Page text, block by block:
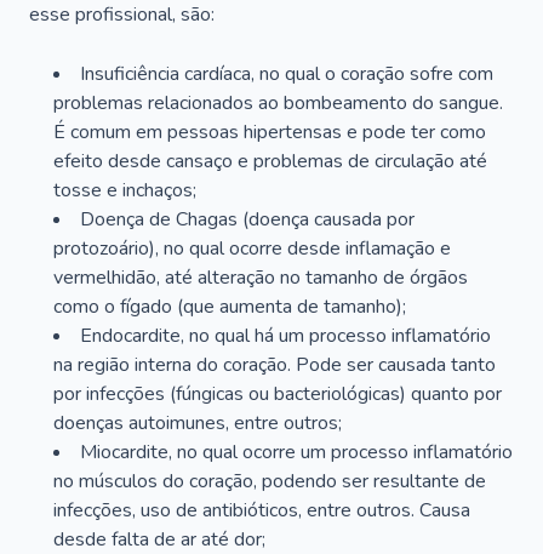
esse profissional, são:
Insuficiência cardíaca, no qual o coração sofre com
problemas relacionados ao bombeamento do sangue.
É comum em pessoas hipertensas e pode ter como
efeito desde cansaço e problemas de circulação até
tosse e inchaços;
Doença de Chagas (doença causada por
protozoário), no qual ocorre desde inflamação e
vermelhidão, até alteração no tamanho de órgãos
como o fígado (que aumenta de tamanho);
Endocardite, no qual há um processo inflamatório
na região interna do coração. Pode ser causada tanto
por infecções (fúngicas ou bacteriológicas) quanto por
doenças autoimunes, entre outros;
Miocardite, no qual ocorre um processo inflamatório
no músculos do coração, podendo ser resultante de
infecções, uso de antibióticos, entre outros. Causa
desde falta de ar até dor;